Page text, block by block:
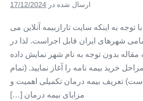
در
ارسال شده در 17/12/2024
توجه به اینکه سایت تارازبیمه آنلاین می
شهرهای ایران قابل اجراست. لذا در
بدون توجه به نام شهر نمایش داده
خرید بیمه نامه را آغاز نمایید. (تمام
تعریف بیمه درمان تکمیلی اهمیت و
مزایای بیمه درمان […]